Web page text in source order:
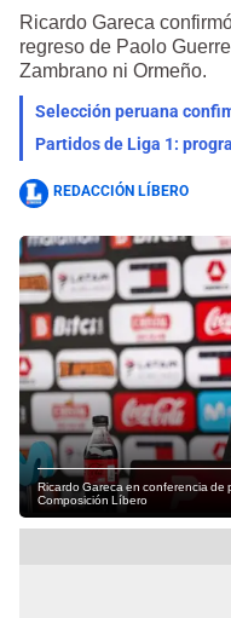
Ricardo Gareca
regreso de Paolo
Zambrano ni Ormeño.
REDACCIÓN LÍBERO
Ricardo Gareca en conferencia de
Composición Líbero